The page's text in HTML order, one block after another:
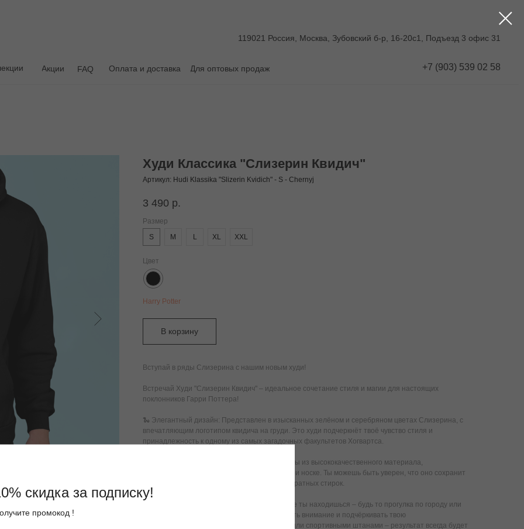
119021 Россия, Москва, Зубовский б-р, 16-20с1, Подъезд 3 офис 31
+7 (903) 539 02 58
Акции FAQ Для оптовых продаж
Оплата и доставка
Худи Классика "Слизерин Квидич"
Артикул: Hudi Klassika "Slizerin Kvidich" - S - Chernyj
3 490 р.
Размер
S
M L XL XXL
Цвет
Harry Potter
В корзину
Вступай в ряды Слизерина с нашим новым худи!
Встречай Худи "Слизерин Квидич" – идеальное сочетание стиля и магии для настоящих
поклонников Гарри Поттера!
🐍 Элегантный дизайн: Представлен в изысканных зелёном и серебряном цветах Слизерина, с
впечатляющим логотипом квидича на груди. Это худи подчеркнёт твоё чувство стиля и
принадлежность к одному из самых загадочных факультетов Хогвартса.
🛡️ Надежное качество: Наши худи изготовлены из высококачественного материала,
обеспечивающего максимальный комфорт при носке. Ты можешь быть уверен, что оно сохранит
свой первоначальный вид даже после многократных стирок.
🧙‍♂️ Идеальный выбор: Независимо от того, где ты находишься – будь то прогулка по городу или
встреча с друзьями, это худи будет привлекать внимание и подчёркивать твою
индивидуальность. Надевай его с джинсами или спортивными штанами – результат всегда будет
скидка за подписку!
промокод !